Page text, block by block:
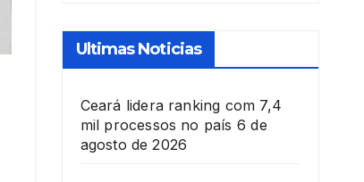
Ultimas Noticias
Ceará lidera ranking com 7,4
mil processos no país 6 de
agosto de 2026